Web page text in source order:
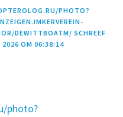
PHOTO?
DEWITTBOATM/ SCHREEF
2026 OM 06:38:14
photo?